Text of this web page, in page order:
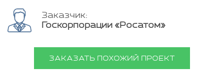
Заказчик:
Госкорпорации «Росатом»
ЗАКАЗАТЬ ПОХОЖИЙ ПРОЕКТ